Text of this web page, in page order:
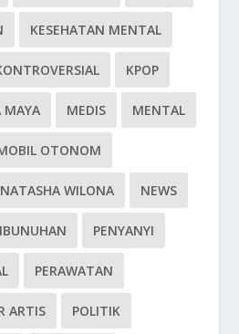
KESEHATAN MENTAL
KPOP
MAYA MEDIS MENTAL
OTONOM
NATASHA WILONA NEWS
PENYANYI
PERAWATAN
ARTIS POLITIK